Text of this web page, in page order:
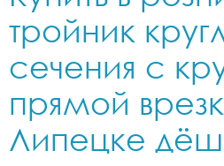
тройник
сечения с
прямой
Липецке